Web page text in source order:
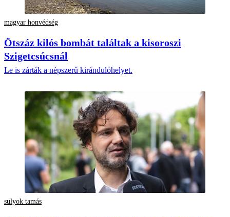
magyar honvédség
Ötszáz kilós bombát találtak a kisoroszi
Szigetcsúcsnál
Le is zárták a népszerű kirándulóhelyet.
sulyok tamás